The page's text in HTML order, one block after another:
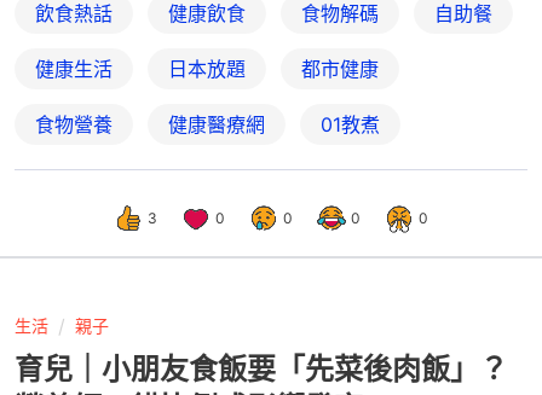
飲食熱話 健康飲食 食物解碼 自助餐
健康生活 日本放題 都市健康
食物營養 健康醫療網 01教煮
3 0 0 0 0
生活 親子
育兒｜小朋友食飯要「先菜後肉飯」？